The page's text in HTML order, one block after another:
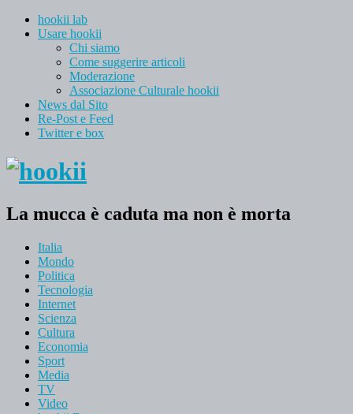
hookii lab
Usare hookii
Chi siamo
Come suggerire articoli
Moderazione
Associazione Culturale hookii
News dal Sito
Re-Post e Feed
Twitter e box
La mucca è caduta ma non è morta
Italia
Mondo
Politica
Tecnologia
Internet
Scienza
Cultura
Economia
Sport
Media
TV
Video